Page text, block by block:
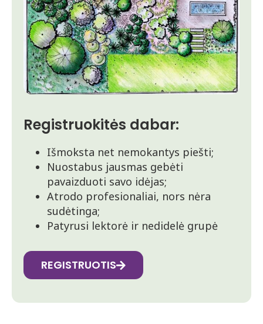
Registruokitės dabar:
Išmoksta net nemokantys piešti;
Nuostabus jausmas gebėti
pavaizduoti savo idėjas;
Atrodo profesionaliai, nors nėra
sudėtinga;
Patyrusi lektorė ir nedidelė grupė
REGISTRUOTIS